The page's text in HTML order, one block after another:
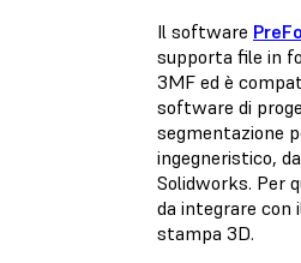
Il software
supporta file in
3MF ed è
software di
segmentazione
ingegneristico,
Solidworks. Per
da integrare con
stampa 3D.